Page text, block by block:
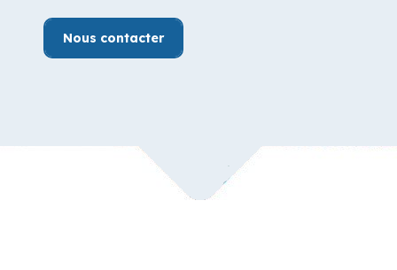
Nous contacter